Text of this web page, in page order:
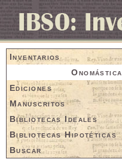
Inventarios
Onomástica
Ediciones
Manuscritos
Bibliotecas Ideales
Bibliotecas Hipotéticas
Buscar